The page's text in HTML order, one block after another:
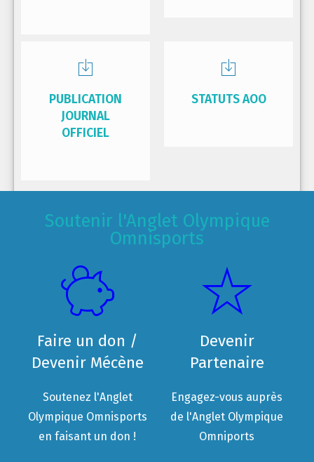
PUBLICATION
JOURNAL
OFFICIEL
STATUTS AOO
Soutenir l'Anglet Olympique
Omnisports
Faire un don /
Devenir Mécène
Soutenez l'Anglet
Olympique Omnisports
en faisant un don !
Devenir
Partenaire
Engagez-vous auprès
de l'Anglet Olympique
Omniports